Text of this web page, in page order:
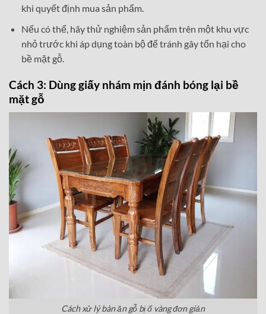
khi quyết định mua sản phẩm.
Nếu có thể, hãy thử nghiệm sản phẩm trên một khu vực
nhỏ trước khi áp dụng toàn bộ để tránh gây tổn hại cho
bề mặt gỗ.
Cách 3: Dùng giấy nhám mịn đánh bóng lại bề
mặt gỗ
Cách xử lý bàn ăn gỗ bị ố vàng đơn giản